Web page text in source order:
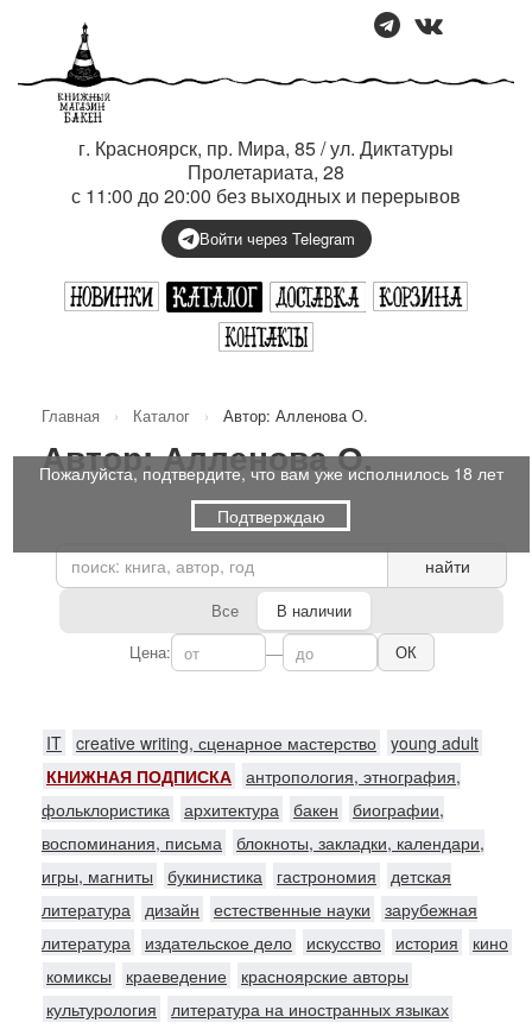
г. Красноярск, пр. Мира, 85 / ул. Диктатуры
Пролетариата, 28
с 11:00 до 20:00 без выходных и перерывов
Войти через Telegram
Главная › Каталог › Автор: Алленова О.
Автор: Алленова О.
найти
Все
В наличии
Цена:
— ОК
IT creative writing, сценарное мастерство young adult
КНИЖНАЯ ПОДПИСКА антропология, этнография,
фольклористика архитектура бакен
биографии,
воспоминания, письма блокноты, закладки, календари,
игры, магниты
букинистика гастрономия
детская
литература дизайн естественные науки
зарубежная
литература
издательское дело искусство история
кино
комиксы
краеведение
красноярские авторы
культурология
литература на иностранных языках
Пожалуйста, подтвердите, что вам уже исполнилось 18 лет
Подтверждаю